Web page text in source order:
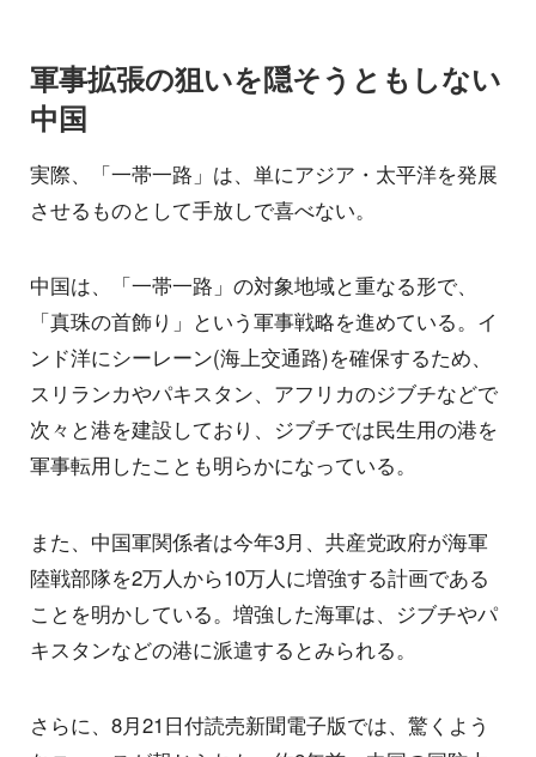
軍事拡張の狙いを隠そうともしない
中国
実際、「一帯一路」は、単にアジア・太平洋を発展
させるものとして手放しで喜べない。
中国は、「一帯一路」の対象地域と重なる形で、
「真珠の首飾り」という軍事戦略を進めている。イ
ンド洋にシーレーン(海上交通路)を確保するため、
スリランカやパキスタン、アフリカのジブチなどで
次々と港を建設しており、ジブチでは民生用の港を
軍事転用したことも明らかになっている。
また、中国軍関係者は今年3月、共産党政府が海軍
陸戦部隊を2万人から10万人に増強する計画である
ことを明かしている。増強した海軍は、ジブチやパ
キスタンなどの港に派遣するとみられる。
さらに、8月21日付読売新聞電子版では、驚くよう